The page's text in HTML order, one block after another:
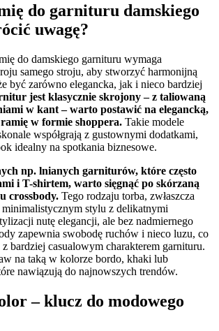
do garnituru damskiego
uwagę?
do damskiego garnituru wymaga
samego stroju, aby stworzyć harmonijną
być zarówno elegancka, jak i nieco bardziej
jest klasycznie skrojony – z taliowaną
w kant – warto postawić na elegancką,
w formie shoppera. Takie modele
współgrają z gustownymi dodatkami,
idealny na spotkania biznesowe.
np. lnianych garniturów, które często
i T-shirtem, warto sięgnąć po skórzaną
crossbody. Tego rodzaju torba, zwłaszcza
stylu z delikatnymi
nutę elegancji, ale bez nadmiernego
zapewnia swobodę ruchów i nieco luzu, co
z bardziej casualowym charakterem garnituru.
na taką w kolorze bordo, khaki lub
nawiązują do najnowszych trendów.
– klucz do modowego